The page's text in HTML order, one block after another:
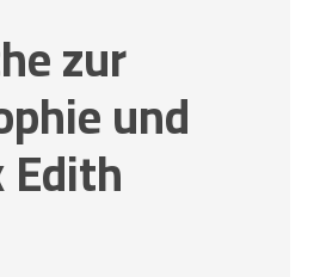
zur
und